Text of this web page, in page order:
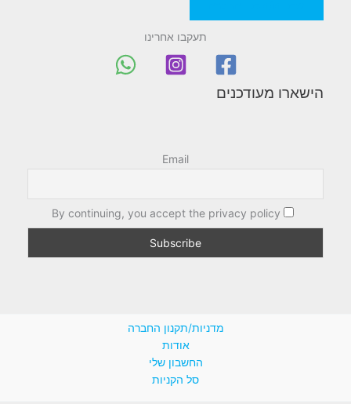
תעקבו אחרינו
הישארו מעודכנים
Email
By continuing, you accept the privacy policy
מדניות/תקנון החברה
אודות
החשבון שלי
סל הקניות